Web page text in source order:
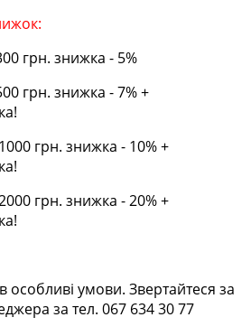
грн. знижка - 5%
грн. знижка - 7% +
грн. знижка - 10% +
грн. знижка - 20% +
особливі умови. Звертайтеся за
за тел. 067 634 30 77